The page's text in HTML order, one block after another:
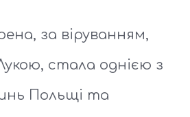
за віруванням,
стала однією з
Польщі та